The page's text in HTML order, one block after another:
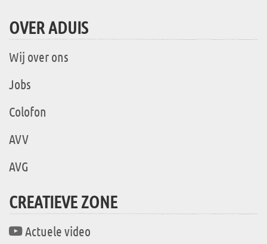
OVER ADUIS
Wij over ons
Jobs
Colofon
AVV
AVG
CREATIEVE ZONE
Actuele video